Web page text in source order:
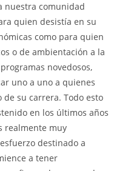
nuestra comunidad
quien desistía en su
como para quien
o de ambientación a la
novedosos,
uno a uno a quienes
su carrera. Todo esto
en los últimos años
realmente muy
destinado a
a tener